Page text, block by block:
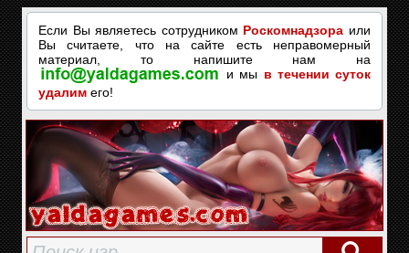
Если Вы являетесь сотрудником Роскомнадзора или
Вы считаете, что на сайте есть неправомерный
материал, то напишите нам на
и мы в течении суток
удалим его!